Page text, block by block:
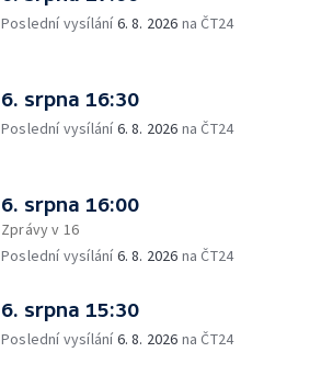
Poslední vysílání6. 8. 2026 na ČT24
6. srpna 16:30
Poslední vysílání6. 8. 2026 na ČT24
6. srpna 16:00
Zprávy v 16
Poslední vysílání6. 8. 2026 na ČT24
6. srpna 15:30
Poslední vysílání6. 8. 2026 na ČT24